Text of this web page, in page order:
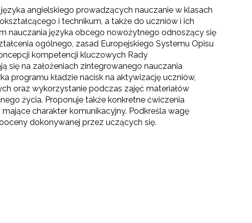
angielskiego prowadzących nauczanie w klasach
i technikum, a także do uczniów i ich
nauczania języka obcego nowożytnego odnoszący się
ogólnego, zasad Europejskiego Systemu Opisu
kompetencji kluczowych Rady
się na założeniach zintegrowanego nauczania
programu kładzie nacisk na aktywizację uczniów,
oraz wykorzystanie podczas zajęć materiałów
życia. Proponuje także konkretne ćwiczenia
charakter komunikacyjny. Podkreśla wagę
dokonywanej przez uczących się.